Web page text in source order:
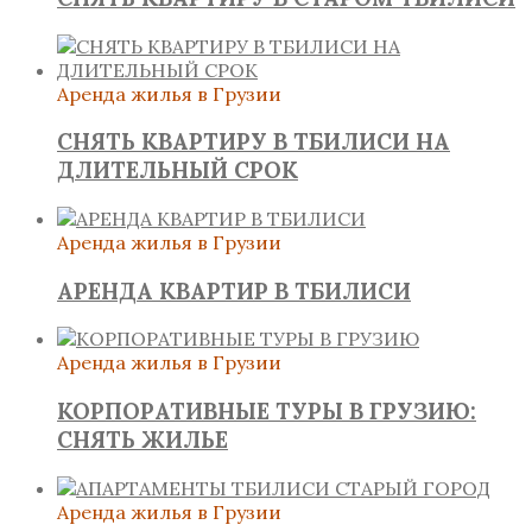
Аренда жилья в Грузии
СНЯТЬ КВАРТИРУ В ТБИЛИСИ НА
ДЛИТЕЛЬНЫЙ СРОК
Аренда жилья в Грузии
АРЕНДА КВАРТИР В ТБИЛИСИ
Аренда жилья в Грузии
КОРПОРАТИВНЫЕ ТУРЫ В ГРУЗИЮ:
СНЯТЬ ЖИЛЬЕ
Аренда жилья в Грузии